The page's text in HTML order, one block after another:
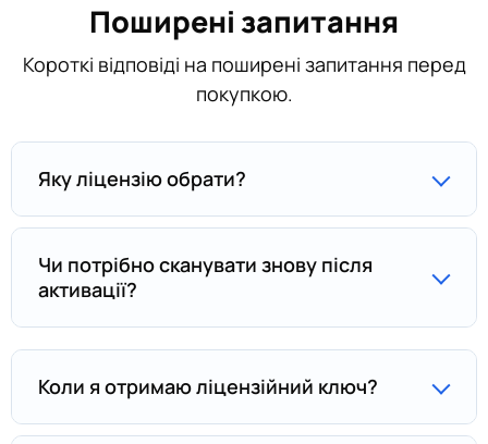
Поширені запитання
Короткі відповіді на поширені запитання перед
покупкою.
Яку ліцензію обрати?
Чи потрібно сканувати знову після
активації?
Коли я отримаю ліцензійний ключ?